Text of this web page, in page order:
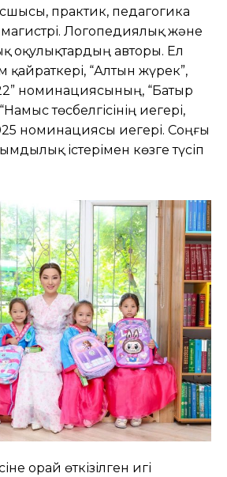
практик, педагогика
Логопедиялық және
оқулықтардың авторы. Ел
“Алтын жүрек”,
номинациясының, “Батыр
төсбелгісінің иегері,
номинациясы иегері. Соңғы
істерімен көзге түсіп
орай өткізілген игі